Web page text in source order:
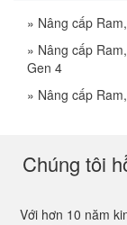
» Nâng cấp
» Nâng cấp
Gen 4
» Nâng cấp
Chúng tôi
Với hơn 10 năm